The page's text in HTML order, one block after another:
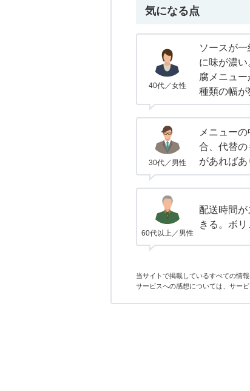
気になる点
40代／女性
ソースが
に味が濃
腐メニュ
種類の幅が
30代／男性
メニュー
合、代替
があればあ
60代以上／男性
配送時間
きる。ボリ
当サイトで掲載しているすべての情
サービスへの感想については、サー